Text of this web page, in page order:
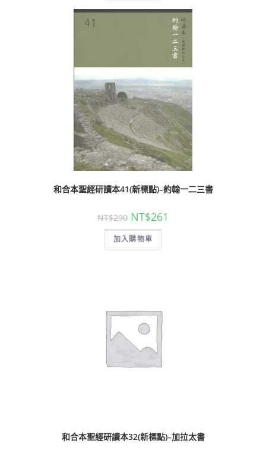
和合本聖經研讀本41(新標點)–約翰一二三書
NT$290 NT$261
加入購物車
和合本聖經研讀本32(新標點)–加拉太書